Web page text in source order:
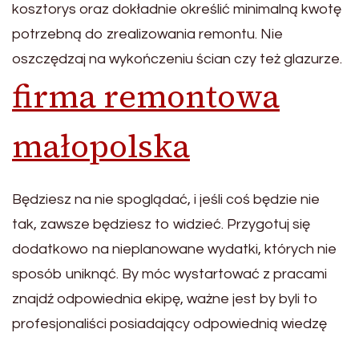
kosztorys oraz dokładnie określić minimalną kwotę
potrzebną do zrealizowania remontu. Nie
oszczędzaj na wykończeniu ścian czy też glazurze.
firma remontowa
małopolska
Będziesz na nie spoglądać, i jeśli coś będzie nie
tak, zawsze będziesz to widzieć. Przygotuj się
dodatkowo na nieplanowane wydatki, których nie
sposób uniknąć. By móc wystartować z pracami
znajdź odpowiednia ekipę, ważne jest by byli to
profesjonaliści posiadający odpowiednią wiedzę